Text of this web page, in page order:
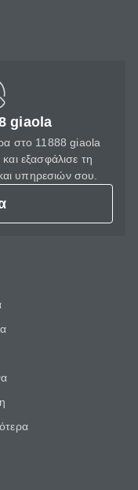
giaola
στο 11888 giaola
εξασφάλισε τη
υπηρεσιών σου.